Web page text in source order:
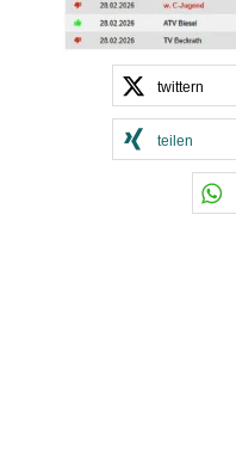
twittern
teilen